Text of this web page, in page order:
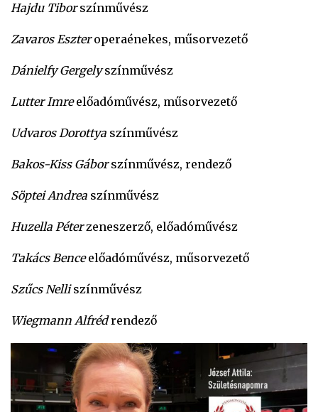
Hajdu Tiborszínművész
Zavaros Eszteroperaénekes, műsorvezető
Dánielfy Gergelyszínművész
Lutter Imreelőadóművész, műsorvezető
Udvaros Dorottya színművész
Bakos-Kiss Gáborszínművész, rendező
Söptei Andrea színművész
Huzella Péterzeneszerző, előadóművész
Takács Benceelőadóművész, műsorvezető
Szűcs Nelliszínművész
Wiegmann Alfrédrendező